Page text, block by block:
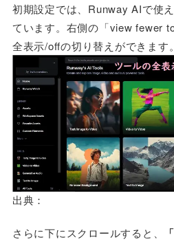
初期設定では、Runway AIで使
ています。右側の「view fewer
全表示/offの切り替えができます。
出典：
さらに下にスクロールすると、